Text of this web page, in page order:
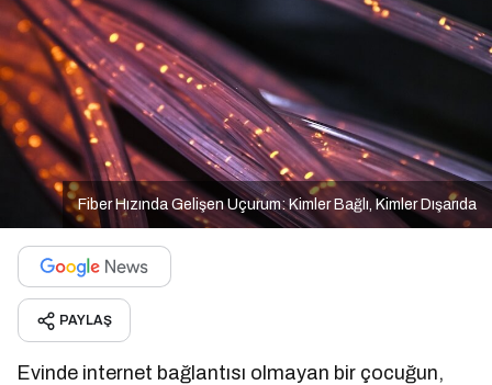
Fiber Hızında Gelişen Uçurum: Kimler Bağlı, Kimler Dışarıda
PAYLAŞ
Evinde internet bağlantısı olmayan bir çocuğun,